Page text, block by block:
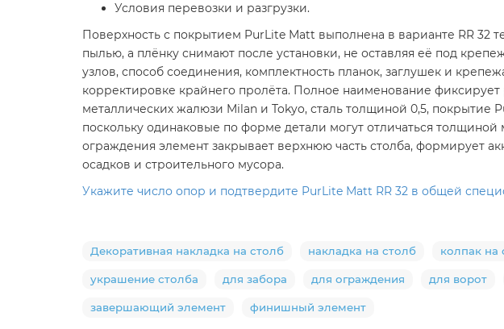
Условия перевозки и разгрузки.
Поверхность с покрытием PurLite Мatt выполнена в варианте RR 32
пылью, а плёнку снимают после установки, не оставляя её под
узлов, способ соединения, комплектность планок, заглушек и
корректировке крайнего пролёта. Полное наименование
металлических жалюзи Milan и Tokyo, сталь толщиной 0,5, покрытие
поскольку одинаковые по форме детали могут отличаться
ограждения элемент закрывает верхнюю часть столба, формирует
осадков и строительного мусора.
Укажите число опор и подтвердите PurLite Мatt RR 32 в общей
Декоративная накладка на столб накладка на столб колпак на
украшение столба для забора для ограждения для ворот
завершающий элемент финишный элемент